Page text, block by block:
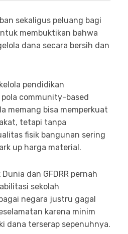
sekaligus peluang bagi
membuktikan bahwa
dana secara bersih dan
pendidikan
community-based
memang bisa memperkuat
tetapi tanpa
fisik bangunan sering
up harga material.
dan GFDRR pernah
sekolah
negara justru gagal
karena minim
dana terserap sepenuhnya.